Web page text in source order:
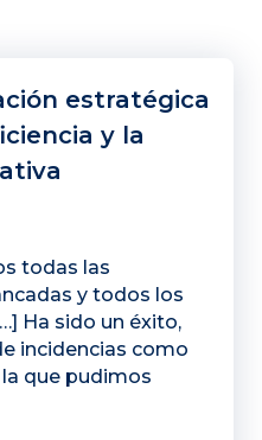
estratégica
y la
todas las
y todos los
Ha sido un éxito,
incidencias como
que pudimos